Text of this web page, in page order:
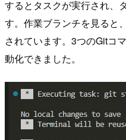
するとタスクが実行され、
す。作業ブランチを見ると
されています。3つのGitコ
動化できました。